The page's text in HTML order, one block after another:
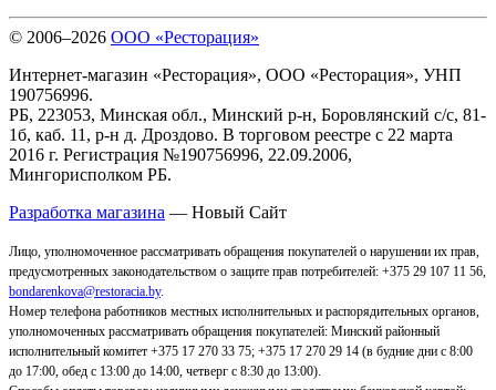
© 2006–2026 ООО «Ресторация»
Интернет-магазин «Ресторация», ООО «Ресторация», УНП
190756996.
РБ, 223053, Минская обл., Минский р-н, Боровлянский с/с, 81-
1б, каб. 11, р-н д. Дроздово. В торговом реестре с 22 марта
2016 г. Регистрация №190756996, 22.09.2006,
Мингорисполком РБ.
Разработка магазина — Новый Сайт
Лицо, уполномоченное рассматривать обращения покупателей о нарушении их прав,
предусмотренных законодательством о защите прав потребителей: +375 29 107 11 56,
bondarenkova@restoracia.by.
Номер телефона работников местных исполнительных и распорядительных органов,
уполномоченных рассматривать обращения покупателей: Минский районный
исполнительный комитет +375 17 270 33 75; +375 17 270 29 14 (в будние дни с 8:00
до 17:00, обед с 13:00 до 14:00, четверг с 8:30 до 13:00).